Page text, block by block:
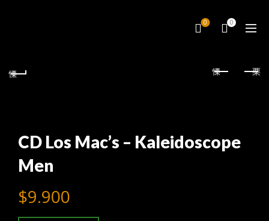
0 0
CD Los Mac’s – Kaleidoscope
Men
$9.900